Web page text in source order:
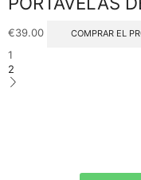
€39.00 COMPRAR EL
1
2